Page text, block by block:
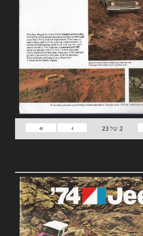
2של23
›
»